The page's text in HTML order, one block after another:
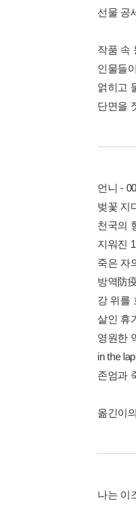
선물 공
작품 속
인물들
얽히고
단면을
언니 -
벚꽃 지
천국의
지워진
죽은 자
방역防
강 위를
살인 휴
영원한
in the
존엄과
옮긴이
나는 이